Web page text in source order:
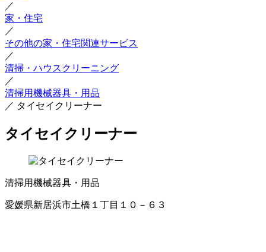
／
家・住宅
／
その他の家・住宅関連サービス
／
清掃・ハウスクリーニング
／
清掃用機械器具・用品
／ タイセイクリーナー
タイセイクリーナー
清掃用機械器具・用品
愛媛県新居浜市土橋１丁目１０－６３